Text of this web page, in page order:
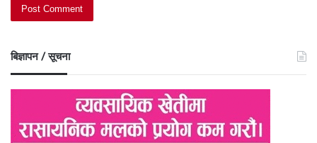
बिज्ञापन / सूचना